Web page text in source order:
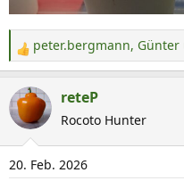
R
e
a
k
t
i
o
peter.bergmann, Günter
reteP
Rocoto Hunter
20. Feb. 2026